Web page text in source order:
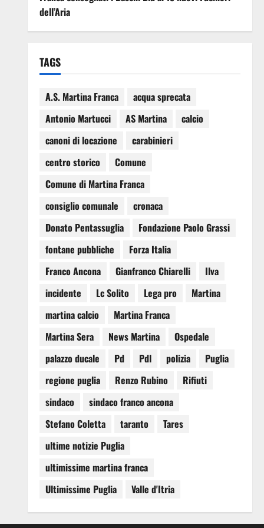
dell’Aria
TAGS
A.S. Martina Franca
acqua sprecata
Antonio Martucci
AS Martina
calcio
canoni di locazione
carabinieri
centro storico
Comune
Comune di Martina Franca
consiglio comunale
cronaca
Donato Pentassuglia
Fondazione Paolo Grassi
fontane pubbliche
Forza Italia
Franco Ancona
Gianfranco Chiarelli
Ilva
incidente
Lc Solito Lega pro
Martina
martina calcio
Martina Franca
Martina Sera
News Martina
Ospedale
palazzo ducale
Pd Pdl polizia
Puglia
regione puglia
Renzo Rubino
Rifiuti
sindaco
sindaco franco ancona
Stefano Coletta
taranto
Tares
ultime notizie Puglia
ultimissime martina franca
Ultimissime Puglia
Valle d'Itria